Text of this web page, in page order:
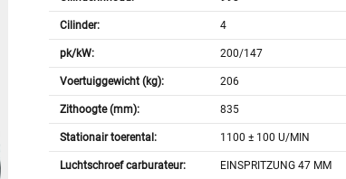
Cilinder: 4
pk/kW: 200/147
Voertuiggewicht (kg): 206
Zithoogte (mm): 835
Stationair toerental: 1100 ± 100 U/MIN
Luchtschroef carburateur: EINSPRITZUNG 47 MM